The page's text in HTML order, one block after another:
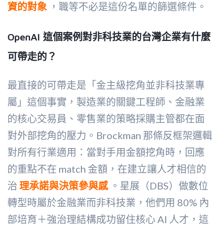
資的對象 ，職等不必是這份名單的篩選條件。
OpenAI 這個案例對非科技業的台灣企業有什麼
可帶走的？
最直接的可帶走是「金主級挖角並非科技業專
屬」這個事實，製造業的關鍵工程師、金融業
的核心交易員、零售業的策略採購主管都在面
對外部挖角的壓力。Brockman 那條反框架邏輯
對所有行業適用：當對手用金額挖角時，回應
的重點不在 match 金額，在建立讓人才相信的
治 理承諾與決策參與感 。星展（DBS）做數位
轉型時屬於金融業而非科技業，他們用 80% 內
部培育＋強治理結構成功留住核心 AI 人才，這